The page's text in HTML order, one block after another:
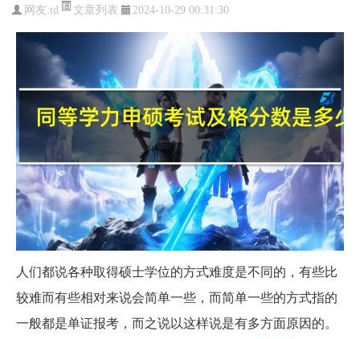
网友:td 文章列表 2024-10-29 00:31:30
人们都说各种取得硕士学位的方式难度是不同的，有些比
较难而有些相对来说会简单一些，而简单一些的方式指的
一般都是单证报考，而之说以这样说是有多方面原因的。